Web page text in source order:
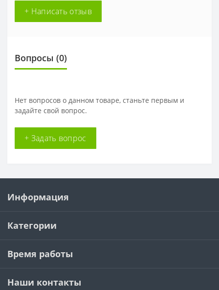
+ Написать отзыв
Вопросы (0)
Нет вопросов о данном товаре, станьте первым и
задайте свой вопрос.
+ Задать вопрос
Информация
Категории
Время работы
Наши контакты